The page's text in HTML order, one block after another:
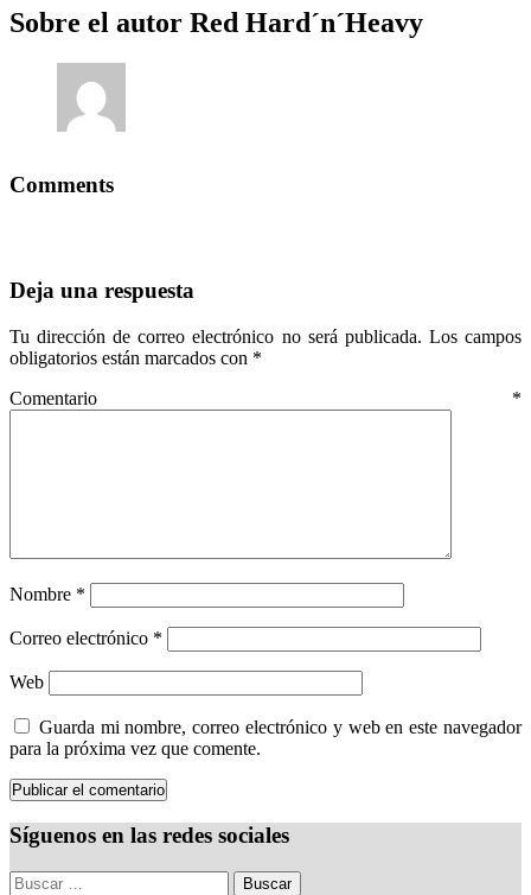
Sobre el autor Red Hard´n´Heavy
Comments
Deja una respuesta
Tu dirección de correo electrónico no será publicada. Los campos
obligatorios están marcados con *
Comentario *
Nombre *
Correo electrónico *
Web
Guarda mi nombre, correo electrónico y web en este navegador
para la próxima vez que comente.
Síguenos en las redes sociales